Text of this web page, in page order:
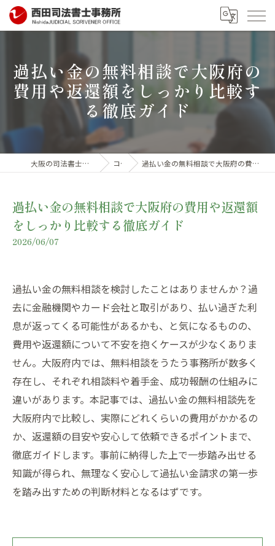
過払い金の無料相談で大阪府の
費用や返還額をしっかり比較す
る徹底ガイド
大阪の司法書士なら西田司法書士事務所 コラム 過払い金の無料相談で大阪府の費用や返還額をしっかり比較する徹底ガイド
過払い金の無料相談で大阪府の費用や返還額
をしっかり比較する徹底ガイド
2026/06/07
過払い金の無料相談を検討したことはありませんか？過
去に金融機関やカード会社と取引があり、払い過ぎた利
息が返ってくる可能性があるかも、と気になるものの、
費用や返還額について不安を抱くケースが少なくありま
せん。大阪府内では、無料相談をうたう事務所が数多く
存在し、それぞれ相談料や着手金、成功報酬の仕組みに
違いがあります。本記事では、過払い金の無料相談先を
大阪府内で比較し、実際にどれくらいの費用がかかるの
か、返還額の目安や安心して依頼できるポイントまで、
徹底ガイドします。事前に納得した上で一歩踏み出せる
知識が得られ、無理なく安心して過払い金請求の第一歩
を踏み出すための判断材料となるはずです。